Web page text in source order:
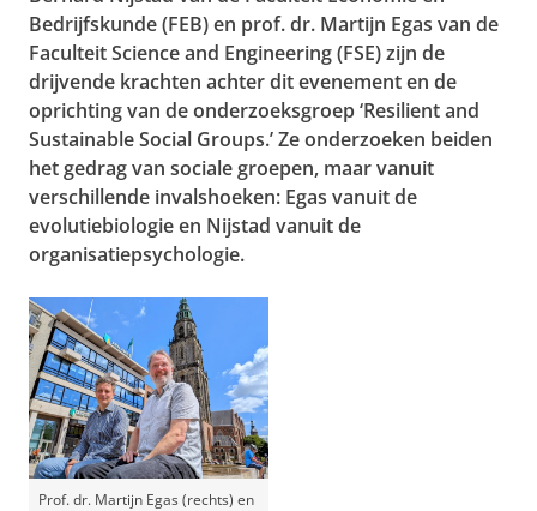
Bedrijfskunde (FEB) en prof. dr. Martijn Egas van de
Faculteit Science and Engineering (FSE) zijn de
drijvende krachten achter dit evenement en de
oprichting van de onderzoeksgroep ‘Resilient and
Sustainable Social Groups.’ Ze onderzoeken beiden
het gedrag van sociale groepen, maar vanuit
verschillende invalshoeken: Egas vanuit de
evolutiebiologie en Nijstad vanuit de
organisatiepsychologie.
Prof. dr. Martijn Egas (rechts) en